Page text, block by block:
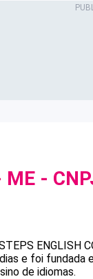
ME -
ENGLISH
e foi
de idiomas.